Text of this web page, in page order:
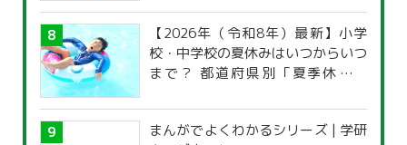
【2026年（令和8年）最新】小学
校・中学校の夏休みはいつからいつ
まで？ 都道府県別「夏季休暇一
まんがでよくわかるシリーズ | 学研